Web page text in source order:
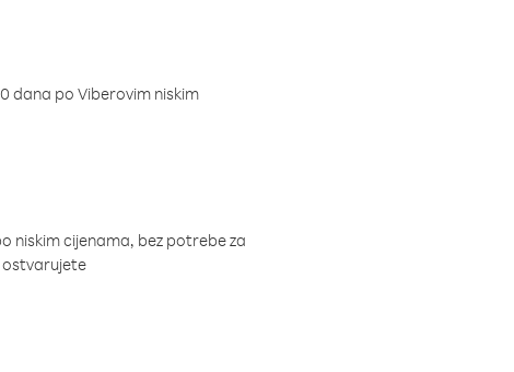
dana po Viberovim niskim
niskim cijenama, bez potrebe za
ostvarujete